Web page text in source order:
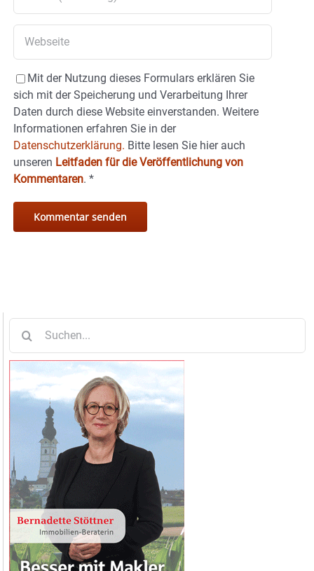
Mit der Nutzung dieses Formulars erklären Sie
sich mit der Speicherung und Verarbeitung Ihrer
Daten durch diese Website einverstanden. Weitere
Informationen erfahren Sie in der
Datenschutzerklärung. Bitte lesen Sie hier auch
unseren Leitfaden für die Veröffentlichung von
Kommentaren. *
nach: